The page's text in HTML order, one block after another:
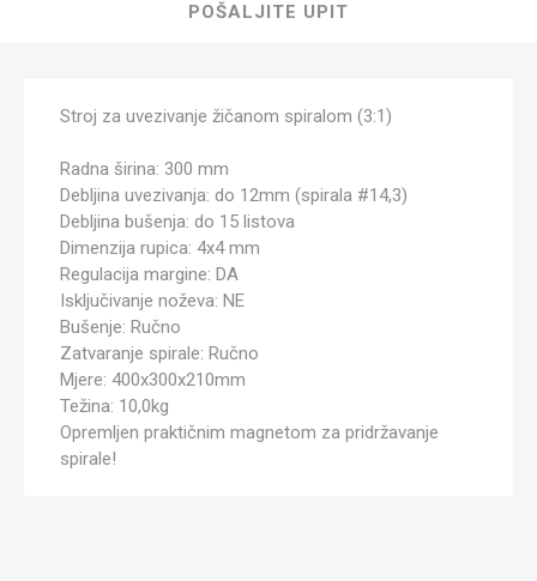
POŠALJITE UPIT
Stroj za uvezivanje žičanom spiralom (3:1)
Radna širina: 300 mm
Debljina uvezivanja: do 12mm (spirala #14,3)
Debljina bušenja: do 15 listova
Dimenzija rupica: 4x4 mm
Regulacija margine: DA
Isključivanje noževa: NE
Bušenje: Ručno
Zatvaranje spirale: Ručno
Mjere: 400x300x210mm
Težina: 10,0kg
Opremljen praktičnim magnetom za pridržavanje
spirale!